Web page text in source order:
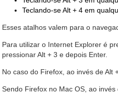
Teclando-se Alt + 4 em
Esses atalhos valem para o
Para utilizar o Internet Explorer é
pressionar Alt + 3 e depois Enter.
No caso do Firefox, ao invés de Alt
Sendo Firefox no Mac OS, ao